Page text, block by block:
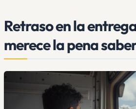
Retraso en la
merece la pena